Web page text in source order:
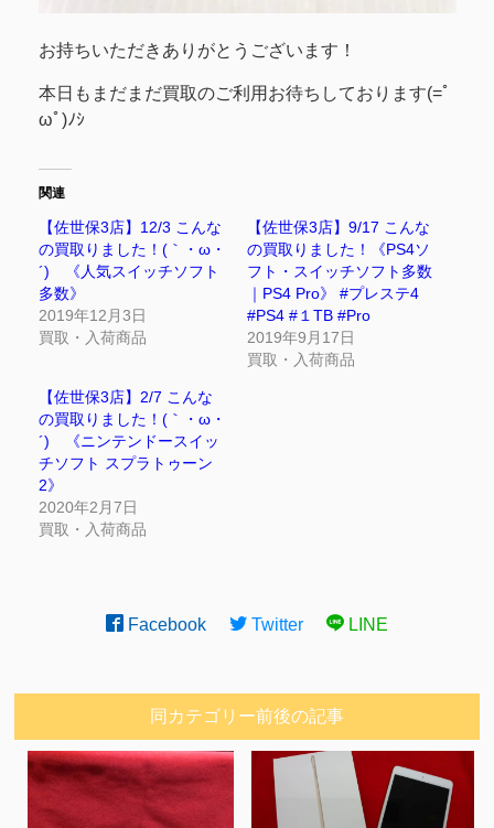
お持ちいただきありがとうございます！
本日もまだまだ買取のご利用お待ちしております(=ﾟ
ωﾟ)ﾉｼ
関連
【佐世保3店】12/3 こんな
の買取りました！(｀・ω・
´)ゞ《人気スイッチソフト
多数》
2019年12月3日
買取・入荷商品
【佐世保3店】9/17 こんな
の買取りました！《PS4ソ
フト・スイッチソフト多数
｜PS4 Pro》 #プレステ4
#PS4 #１TB #Pro
2019年9月17日
買取・入荷商品
【佐世保3店】2/7 こんな
の買取りました！(｀・ω・
´)ゞ《ニンテンドースイッ
チソフト スプラトゥーン
2》
2020年2月7日
買取・入荷商品
Facebook Twitter LINE
同カテゴリー前後の記事